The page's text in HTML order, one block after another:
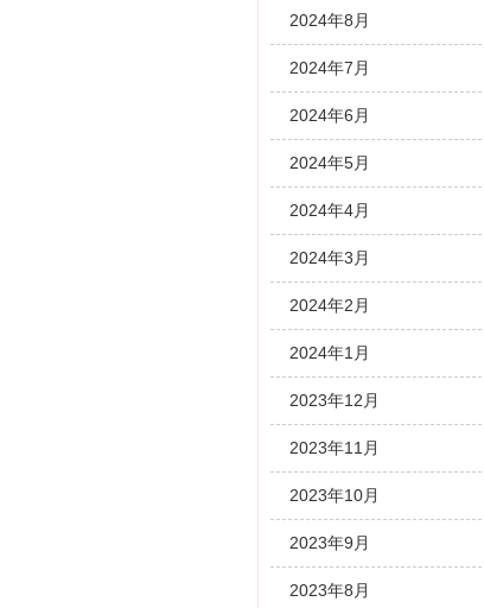
2024年8月
2024年7月
2024年6月
2024年5月
2024年4月
2024年3月
2024年2月
2024年1月
2023年12月
2023年11月
2023年10月
2023年9月
2023年8月